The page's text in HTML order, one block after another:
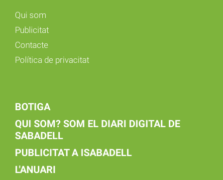
Qui som
Publicitat
Contacte
Política de privacitat
BOTIGA
QUI SOM? SOM EL DIARI DIGITAL DE
SABADELL
PUBLICITAT A ISABADELL
L'ANUARI